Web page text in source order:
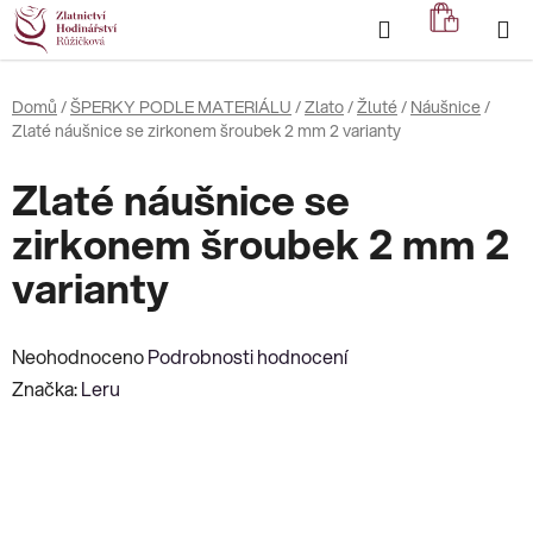
Přejít
na
obsah
Hledat
KOŠÍK
Domů /ŠPERKY PODLE MATERIÁLU /Zlato/Žluté/ Náušnice/
Zlaté náušnice se zirkonem šroubek 2 mm 2 varianty
Zlaté náušnice se
zirkonem šroubek 2 mm 2
varianty
Průměrné
hodnocení
NeohodnocenoPodrobnosti hodnocení
Značka:Leru